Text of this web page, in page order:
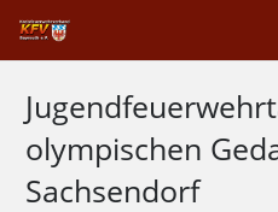
olympischen
Sachsendorf